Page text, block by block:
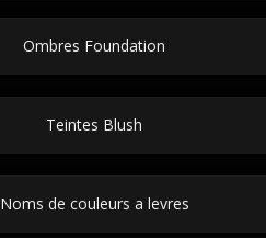
Ombres Foundation
Teintes Blush
Noms de couleurs a levres